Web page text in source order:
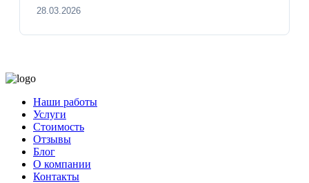
28.03.2026
Наши работы
Услуги
Стоимость
Отзывы
Блог
О компании
Контакты